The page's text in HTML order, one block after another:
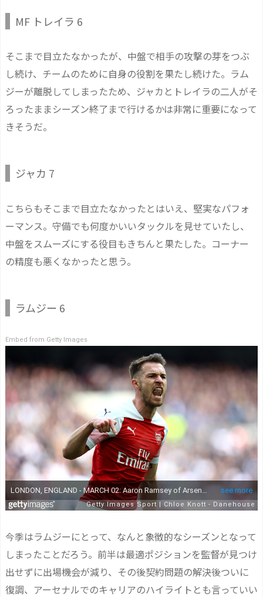
MF トレイラ 6
そこまで目立たなかったが、中盤で相手の攻撃の芽をつぶ
し続け、チームのために自身の役割を果たし続けた。ラム
ジーが離脱してしまったため、ジャカとトレイラの二人がそ
ろったままシーズン終了まで行けるかは非常に重要になって
きそうだ。
ジャカ 7
こちらもそこまで目立たなかったとはいえ、堅実なパフォ
ーマンス。守備でも何度かいいタックルを見せていたし、
中盤をスムーズにする役目もきちんと果たした。コーナー
の精度も悪くなかったと思う。
ラムジー 6
Embed from Getty Images
今季はラムジーにとって、なんと象徴的なシーズンとなって
しまったことだろう。前半は最適ポジションを監督が見つけ
出せずに出場機会が減り、その後契約問題の解決後ついに
復調、アーセナルでのキャリアのハイライトとも言っていい